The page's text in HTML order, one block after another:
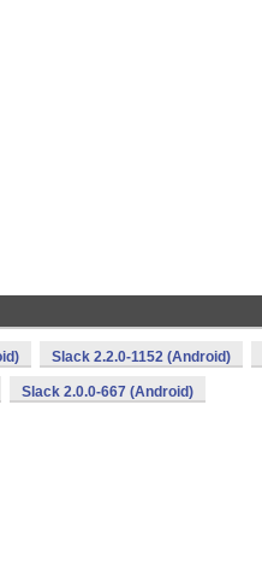
Slack 2.2.0-1152 (Android)
Slack 2.0.0-667 (Android)